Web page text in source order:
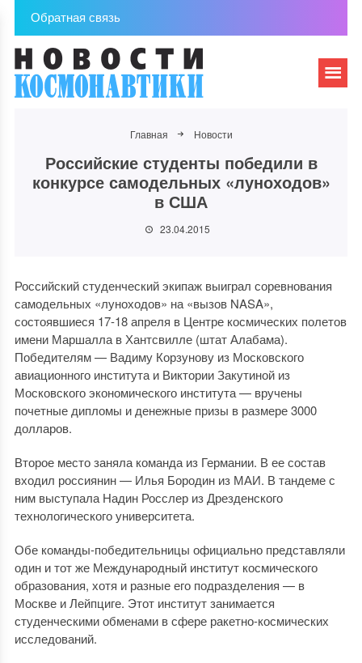
Обратная связь
Главная Новости
Российские студенты победили в
конкурсе самодельных «луноходов»
в США
23.04.2015
Российский студенческий экипаж выиграл соревнования
самодельных «луноходов» на «вызов NASA»,
состоявшиеся 17-18 апреля в Центре космических полетов
имени Маршалла в Хантсвилле (штат Алабама).
Победителям — Вадиму Корзунову из Московского
авиационного института и Виктории Закутиной из
Московского экономического института — вручены
почетные дипломы и денежные призы в размере 3000
долларов.
Второе место заняла команда из Германии. В ее состав
входил россиянин — Илья Бородин из МАИ. В тандеме с
ним выступала Надин Росслер из Дрезденского
технологического университета.
Обе команды-победительницы официально представляли
один и тот же Международный институт космического
образования, хотя и разные его подразделения — в
Москве и Лейпциге. Этот институт занимается
студенческими обменами в сфере ракетно-космических
исследований.